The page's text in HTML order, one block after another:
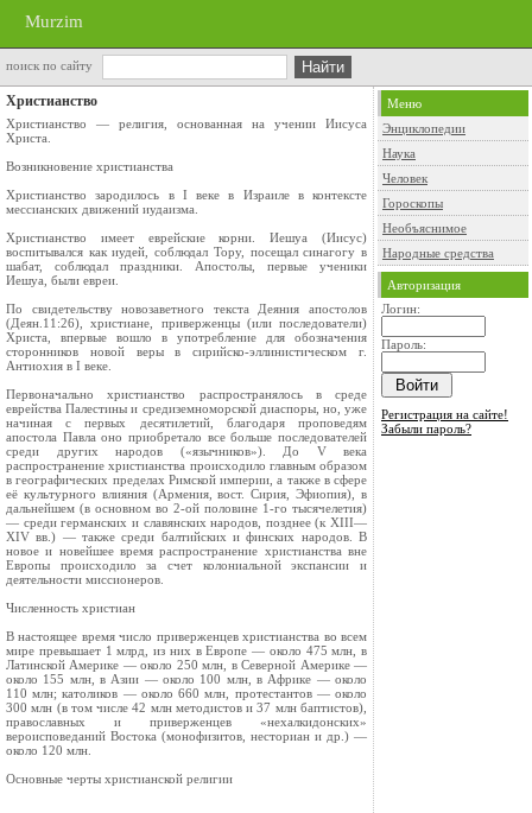
Murzim
поиск по сайту
Христианство
Христианство — религия, основанная на учении Иисуса
Христа.
Возникновение христианства
Христианство зародилось в I веке в Израиле в контексте
мессианских движений иудаизма.
Христианство имеет еврейские корни. Иешуа (Иисус)
воспитывался как иудей, соблюдал Тору, посещал синагогу в
шабат, соблюдал праздники. Апостолы, первые ученики
Иешуа, были евреи.
По свидетельству новозаветного текста Деяния апостолов
(Деян.11:26), христиане, приверженцы (или последователи)
Христа, впервые вошло в употребление для обозначения
сторонников новой веры в сирийско-эллинистическом г.
Антиохия в I веке.
Первоначально христианство распространялось в среде
еврейства Палестины и средиземноморской диаспоры, но, уже
начиная с первых десятилетий, благодаря проповедям
апостола Павла оно приобретало все больше последователей
среди других народов («язычников»). До V века
распространение христианства происходило главным образом
в географических пределах Римской империи, а также в сфере
её культурного влияния (Армения, вост. Сирия, Эфиопия), в
дальнейшем (в основном во 2-ой половине 1-го тысячелетия)
— среди германских и славянских народов, позднее (к XIII—
XIV вв.) — также среди балтийских и финских народов. В
новое и новейшее время распространение христианства вне
Европы происходило за счет колониальной экспансии и
деятельности миссионеров.
Численность христиан
В настоящее время число приверженцев христианства во всем
мире превышает 1 млрд, из них в Европе — около 475 млн, в
Латинской Америке — около 250 млн, в Северной Америке —
около 155 млн, в Азии — около 100 млн, в Африке — около
110 млн; католиков — около 660 млн, протестантов — около
300 млн (в том числе 42 млн методистов и 37 млн баптистов),
православных и приверженцев «нехалкидонских»
вероисповеданий Востока (монофизитов, несториан и др.) —
около 120 млн.
Основные черты христианской религии
Меню
Энциклопедии
Наука
Человек
Гороскопы
Необъяснимое
Народные средства
Авторизация
Логин:
Пароль:
Регистрация на сайте!
Забыли пароль?